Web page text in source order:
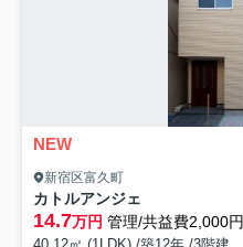
NEW
新宿区富久町
カトルアンジェ
14.7万円 管理/共益費2,000円